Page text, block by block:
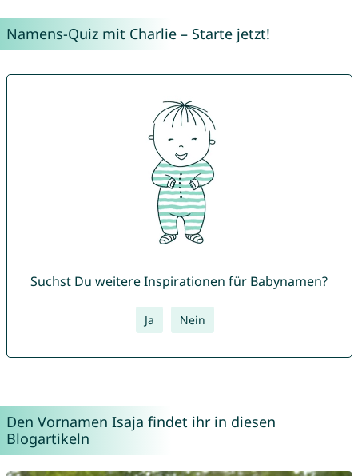
Namens-Quiz mit Charlie – Starte jetzt!
Suchst Du weitere Inspirationen für Babynamen?
Ja Nein
Den Vornamen Isaja findet ihr in diesen
Blogartikeln